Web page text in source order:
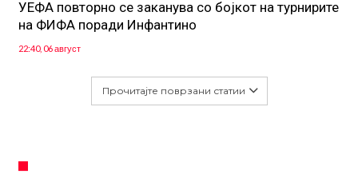
УЕФА повторно се заканува со бојкот на турнирите
на ФИФА поради Инфантино
22:40, 06 август
Прочитајте поврзани статии